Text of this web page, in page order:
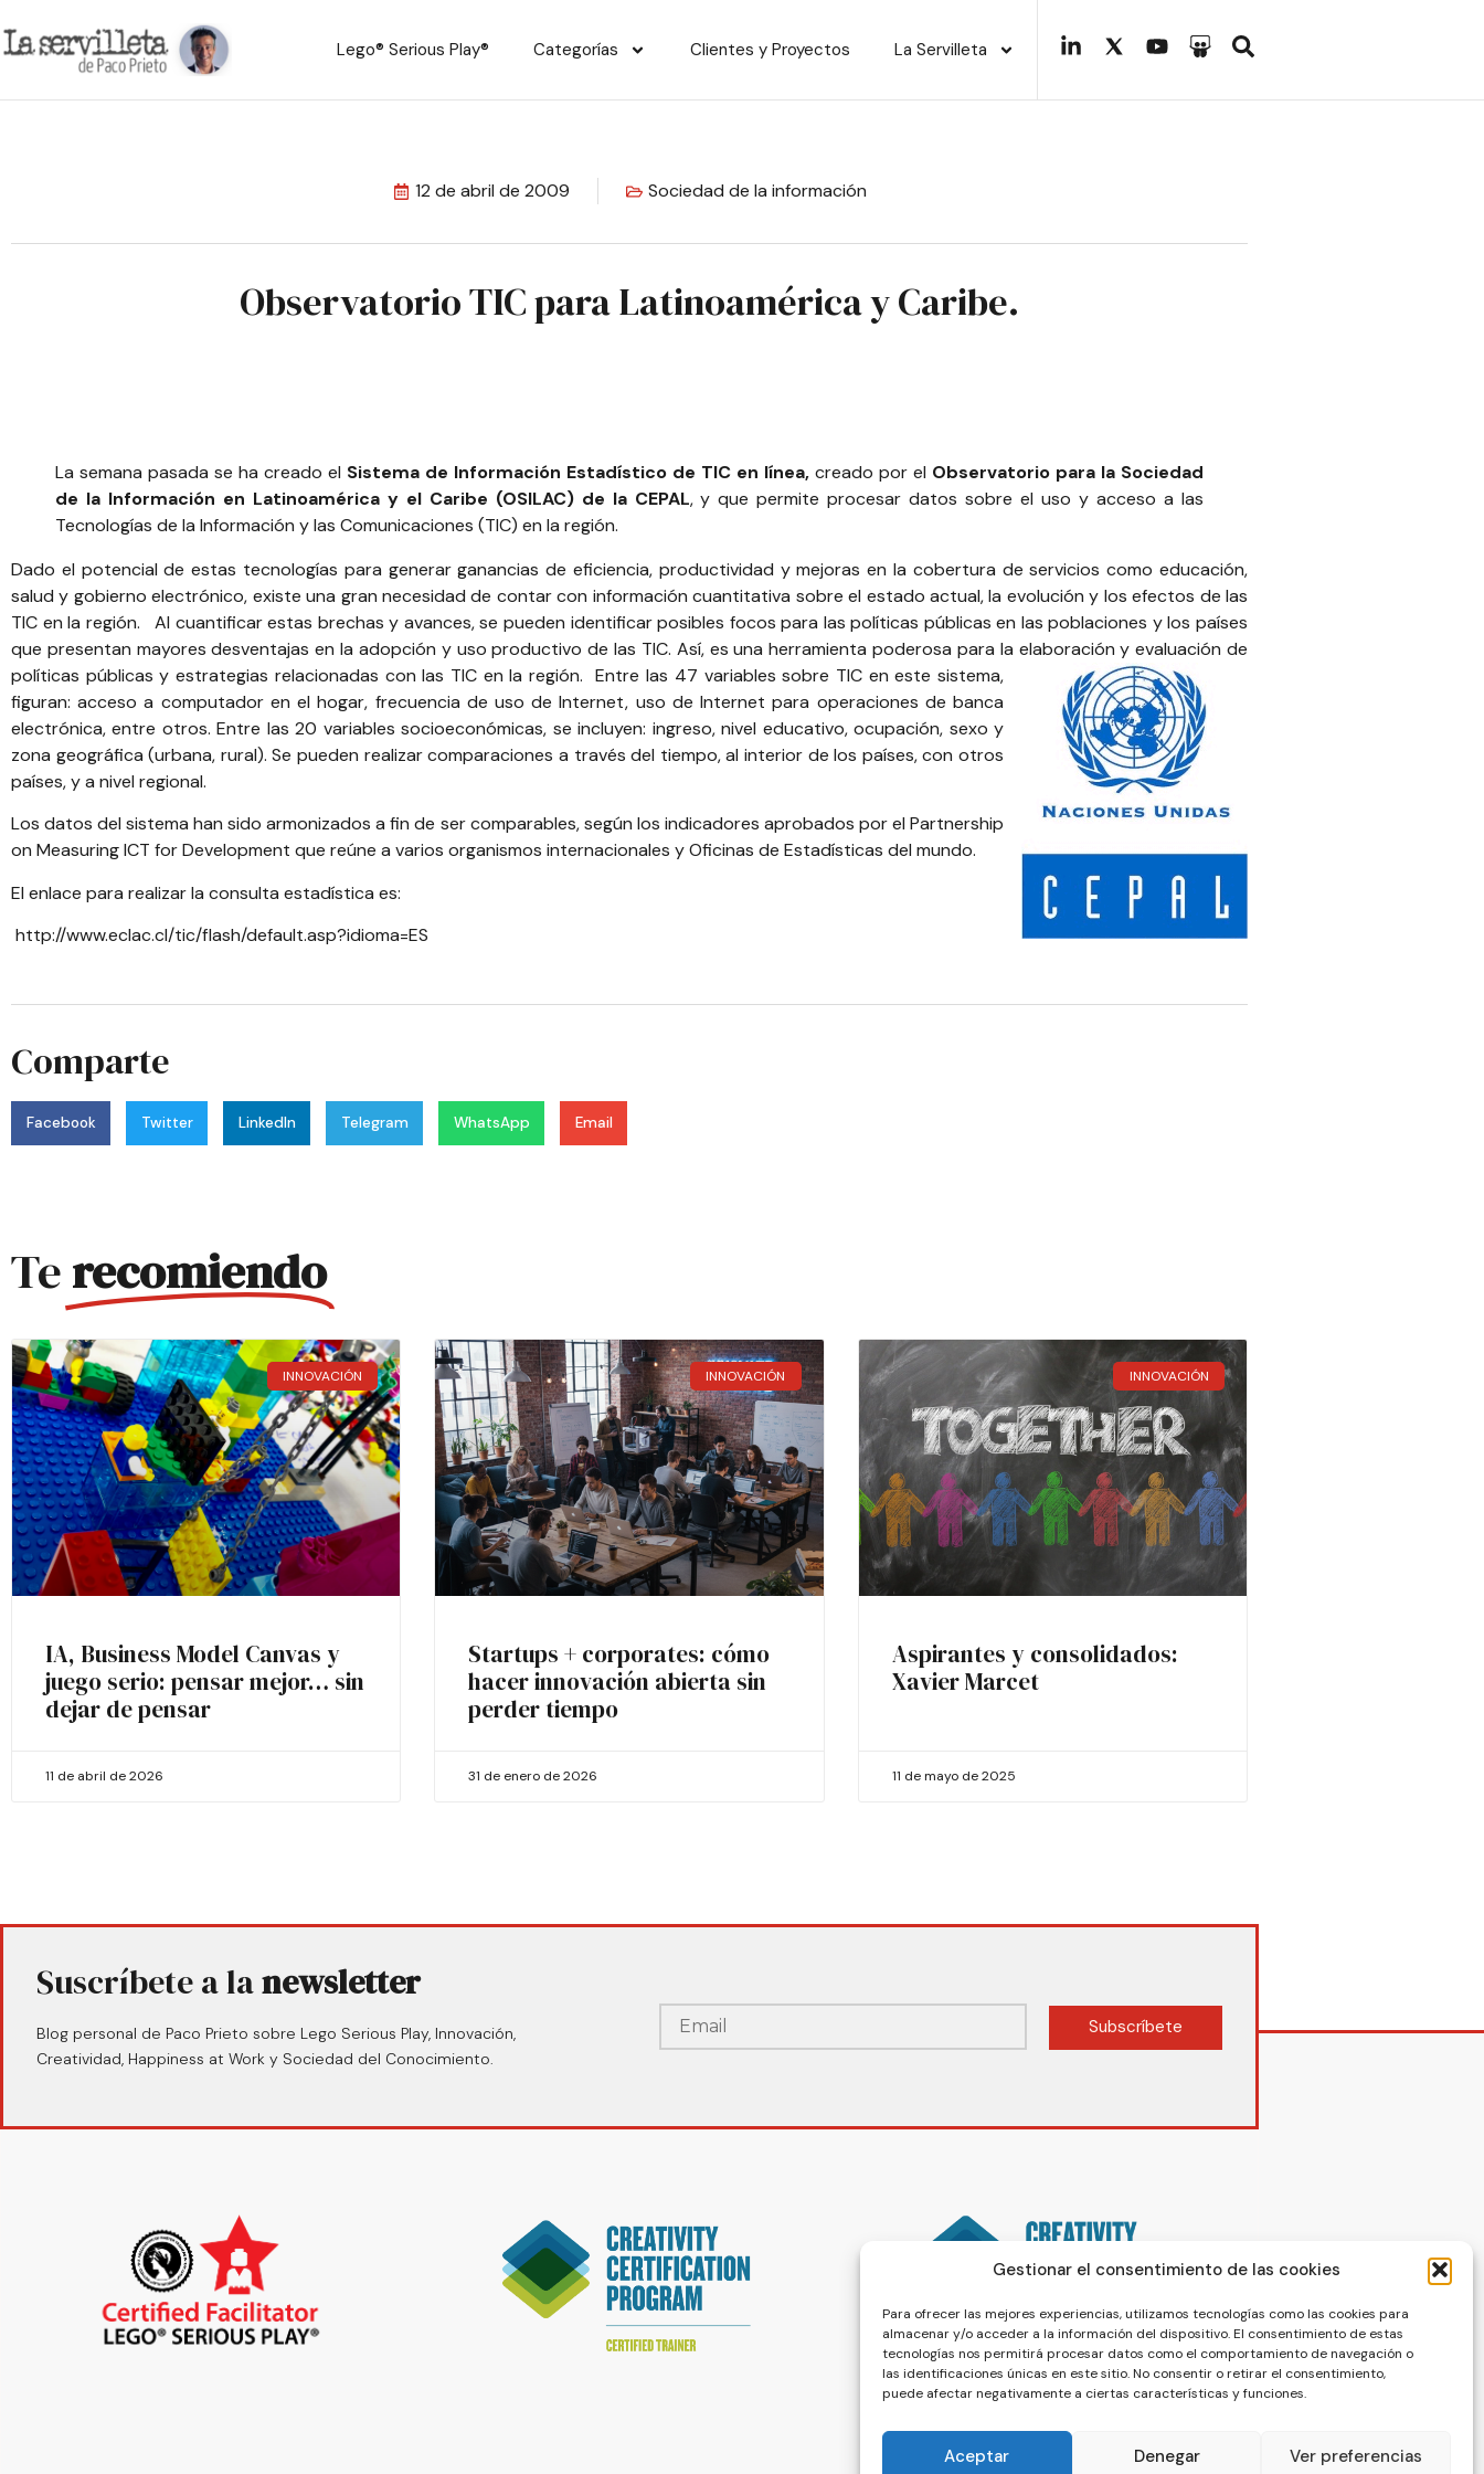
Gestionar el consentimiento de las cookies
Para ofrecer las mejores experiencias, utilizamos tecnologías como las cookies para
almacenar y/o acceder a la información del dispositivo. El consentimiento de estas
tecnologías nos permitirá procesar datos como el comportamiento de navegación o
las identificaciones únicas en este sitio. No consentir o retirar el consentimiento,
puede afectar negativamente a ciertas características y funciones.
Aceptar Denegar Ver preferencias
Lego® Serious Play® Categorías Clientes y Proyectos La Servilleta
12 de abril de 2009 Sociedad de la información
Observatorio TIC para Latinoamérica y Caribe.
La semana pasada se ha creado el Sistema de Información Estadístico de TIC en línea, creado por el Observatorio para la Sociedad
de la Información en Latinoamérica y el Caribe (OSILAC) de la CEPAL, y que permite procesar datos sobre el uso y acceso a las
Tecnologías de la Información y las Comunicaciones (TIC) en la región.
Dado el potencial de estas tecnologías para generar ganancias de eficiencia, productividad y mejoras en la cobertura de servicios como educación,
salud y gobierno electrónico, existe una gran necesidad de contar con información cuantitativa sobre el estado actual, la evolución y los efectos de las
TIC en la región. Al cuantificar estas brechas y avances, se pueden identificar posibles focos para las políticas públicas en las poblaciones y los países
que presentan mayores desventajas en la adopción y uso productivo de las TIC. Así, es una herramienta poderosa para la elaboración y evaluación de
políticas públicas y estrategias relacionadas con las TIC en la región.Entre las 47 variables sobre TIC en este sistema,
figuran: acceso a computador en el hogar, frecuencia de uso de Internet, uso de Internet para operaciones de banca
electrónica, entre otros. Entre las 20 variables socioeconómicas, se incluyen: ingreso, nivel educativo, ocupación, sexo y
zona geográfica (urbana, rural). Se pueden realizar comparaciones a través del tiempo, al interior de los países, con otros
países, y a nivel regional.
Los datos del sistema han sido armonizados a fin de ser comparables, según los indicadores aprobados por el Partnership
on Measuring ICT for Development que reúne a varios organismos internacionales y Oficinas de Estadísticas del mundo.
El enlace para realizar la consulta estadística es:
http://www.eclac.cl/tic/flash/default.asp?idioma=ES
Comparte
Facebook Twitter LinkedIn Telegram WhatsApp Email
Terecomiendo
INNOVACIÓN
IA, Business Model Canvas y
juego serio: pensar mejor… sin
dejar de pensar
11 de abril de 2026
INNOVACIÓN
Startups + corporates: cómo
hacer innovación abierta sin
perder tiempo
31 de enero de 2026
INNOVACIÓN
Aspirantes y consolidados:
Xavier Marcet
11 de mayo de 2025
Suscríbete a lanewsletter
Blog personal de Paco Prieto sobre Lego Serious Play, Innovación,
Creatividad, Happiness at Work y Sociedad del Conocimiento.
Subscríbete